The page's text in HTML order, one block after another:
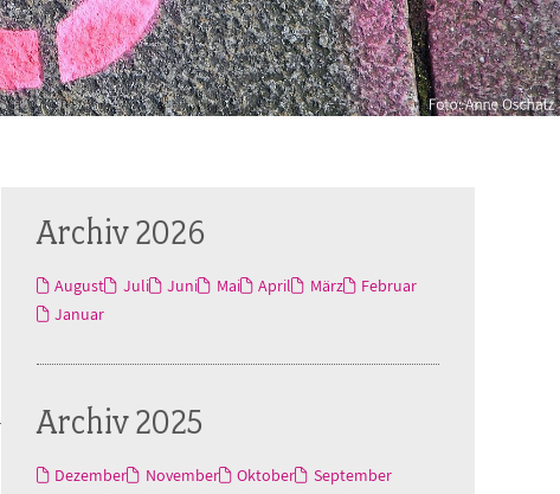
Archiv 2026
August Juli Juni Mai April März
Februar
Januar
Archiv 2025
Dezember November Oktober
September